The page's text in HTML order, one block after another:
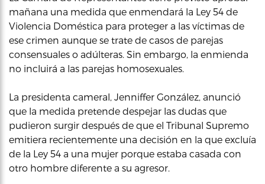
mañana una medida que enmendará la Ley 54 de
Violencia Doméstica para proteger a las víctimas de
ese crimen aunque se trate de casos de parejas
consensuales o adúlteras. Sin embargo, la enmienda
no incluirá a las parejas homosexuales.
La presidenta cameral, Jenniffer González, anunció
que la medida pretende despejar las dudas que
pudieron surgir después de que el Tribunal Supremo
emitiera recientemente una decisión en la que excluía
de la Ley 54 a una mujer porque estaba casada con
otro hombre diferente a su agresor.